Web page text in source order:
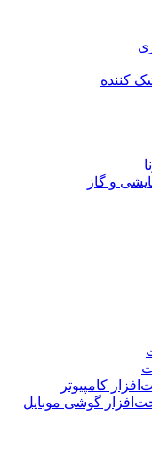
کننده
و گاز
کامپیوتر
گوشی موبایل